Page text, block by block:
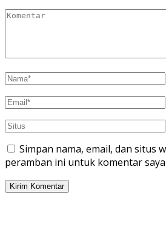
Simpan nama, email, dan situs
peramban ini untuk komentar